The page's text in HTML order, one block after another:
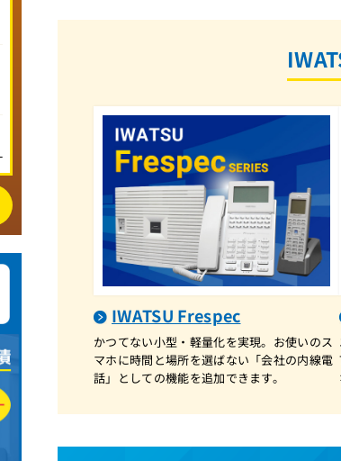
IWATSU Frespec
かつてない小型・軽量化を実現。お使いのス
マホに時間と場所を選ばない「会社の内線電
話」としての機能を追加できます。